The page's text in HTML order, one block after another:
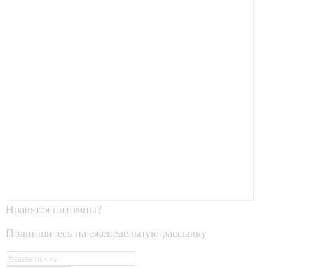
Нравятся питомцы?
Подпишитесь на еженедельную рассылку